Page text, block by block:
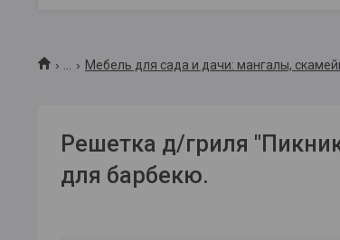
Мебель для сада и дачи: мангалы,
Решетка д/гриля
для барбекю.